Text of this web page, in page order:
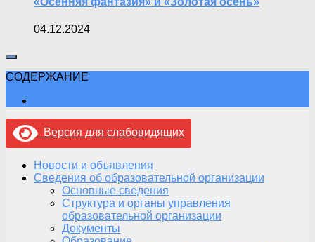
04.12.2024
СОДЕРЖАНИЕ
Версия для слабовидящих
Новости и объявления
Сведения об образовательной организации
Основные сведения
Структура и органы управления
образовательной организации
Документы